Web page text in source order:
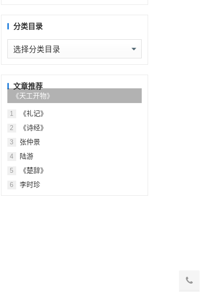
分类目录
分
类
录文章推荐
《天工开物》
1 《礼记》
2 《诗经》
3 张仲景
4 陆游
5 《楚辞》
6 李时珍